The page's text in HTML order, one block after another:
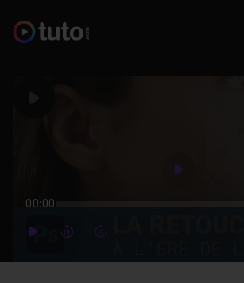
Play
00:00
PlayForwardForward